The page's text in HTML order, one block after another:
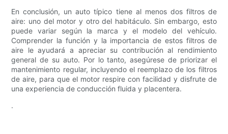
En conclusión, un auto típico tiene al menos dos filtros de
aire: uno del motor y otro del habitáculo. Sin embargo, esto
puede variar según la marca y el modelo del vehículo.
Comprender la función y la importancia de estos filtros de
aire le ayudará a apreciar su contribución al rendimiento
general de su auto. Por lo tanto, asegúrese de priorizar el
mantenimiento regular, incluyendo el reemplazo de los filtros
de aire, para que el motor respire con facilidad y disfrute de
una experiencia de conducción fluida y placentera.
.